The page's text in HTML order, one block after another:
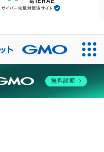
無料診断